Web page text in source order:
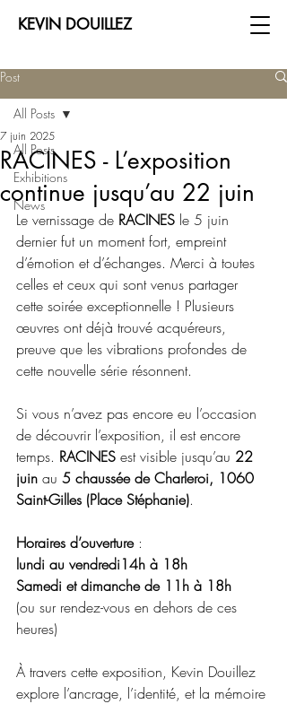
KEVIN DOUILLEZ
Post
All Posts
Exhibitions
News
All Posts
RACINES - L’exposition
continue jusqu’au 22 juin
7 juin 2025
Le vernissage de RACINES le 5 juin
dernier fut un moment fort, empreint
d’émotion et d’échanges. Merci à toutes
celles et ceux qui sont venus partager
cette soirée exceptionnelle ! Plusieurs
œuvres ont déjà trouvé acquéreurs,
preuve que les vibrations profondes de
cette nouvelle série résonnent.
Si vous n’avez pas encore eu l’occasion
de découvrir l’exposition, il est encore
temps. RACINES est visible jusqu’au 22
juin au 5 chaussée de Charleroi, 1060
Saint-Gilles (Place Stéphanie).
Horaires d’ouverture :
lundi au vendredi14h à 18h
Samedi et dimanche de 11h à 18h
(ou sur rendez-vous en dehors de ces
heures)
À travers cette exposition, Kevin Douillez
explore l’ancrage, l’identité, et la mémoire